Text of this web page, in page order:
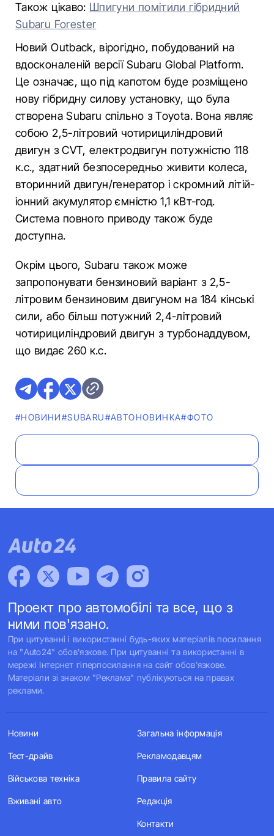
Також цікаво: Шпигуни помітили гібридний
Subaru Forester
Новий Outback, вірогідно, побудований на
вдосконаленій версії Subaru Global Platform.
Це означає, що під капотом буде розміщено
нову гібридну силову установку, що була
створена Subaru спільно з Toyota. Вона являє
собою 2,5-літровий чотирициліндровий
двигун з CVT, електродвигун потужністю 118
к.с., здатний безпосередньо живити колеса,
вторинний двигун/генератор і скромний літій-
іонний акумулятор ємністю 1,1 кВт-год.
Система повного приводу також буде
доступна.
Окрім цього, Subaru також може
запропонувати бензиновий варіант з 2,5-
літровим бензиновим двигуном на 184 кінські
сили, або більш потужний 2,4-літровий
чотирициліндровий двигун з турбонаддувом,
що видає 260 к.с.
#НОВИНИ#SUBARU#АВТОНОВИНКА#ФОТО
Проект про автомобілі та все, що з
ними пов'язано.
При цитуванні і використанні будь-яких матеріалів посилання
на "Auto24" обов'язкове. При цитуванні та використанні в
мережі Інтернет гіперпосилання на сайт обов'язкове.
Матеріали зі знаком "Реклама" публікуються на правах
реклами.
Новини
Тест-драйв
Військова техніка
Вживані авто
Загальна інформація
Рекламодавцям
Правила сайту
Редакція
Контакти